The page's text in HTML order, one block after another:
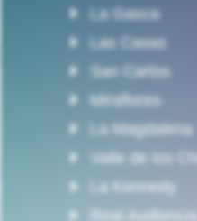
La Gasca
Las Casas
San Carlos
Miraflores
La Magdalena
Valle de los
La Kennedy
Real Audiencia